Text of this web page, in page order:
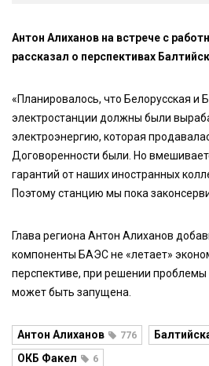
Антон Алиханов на встрече с
рассказал о перспективах
«Планировалось, что Белорусская и
электростанции должны были
электроэнергию, которая
Договоренности были. Но
гарантий от наших иностранных
Поэтому станцию мы пока
Глава региона Антон Алиханов
компоненты БАЭС не «летает»
перспективе, при решении проблемы
может быть запущена.
Антон Алиханов 776
ОКБ Факел 6